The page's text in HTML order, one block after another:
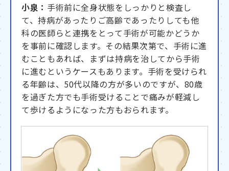
小泉： 手術前に全身状態をしっかりと検査し
て、持病があったりご高齢であったりしても他
科の医師らと連携をとって手術が可能かどうか
を事前に確認します。その結果次第で、手術に進
むこともあれば、まずは持病を治してから手術
に進むというケースもあります。手術を受けられ
る年齢は、50代以降の方が多いのですが、80歳
を過ぎた⽅でも手術受けることで痛みが軽減し
て歩けるようになった⽅もおられます。